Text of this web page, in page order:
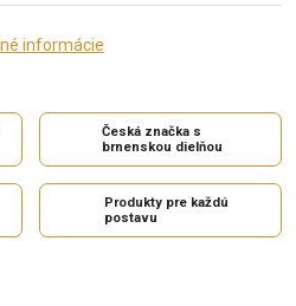
informácie
Česká značka s
brnenskou dielňou
Produkty pre každú
postavu